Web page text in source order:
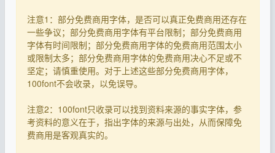
注意1：部分免费商用字体，是否可以真正免费商用还存在
一些争议；部分免费商用字体有平台限制；部分免费商用
字体有时间限制；部分免费商用字体的免费商用范围太小
或限制太多；部分免费商用字体的免费商用决心不足或不
坚定；请慎重使用。对于上述这些部分免费商用字体，
100font不会收录，以免误导。
注意2：100font只收录可以找到资料来源的事实字体，参
考资料的意义在于，指出字体的来源与出处，从而保障免
费商用是客观真实的。